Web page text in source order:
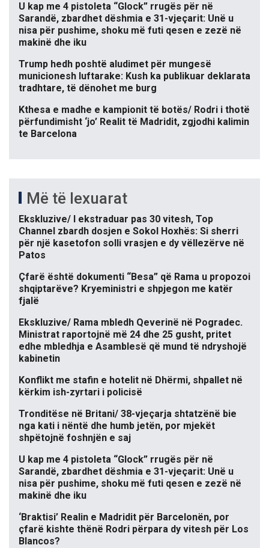
U kap me 4 pistoleta “Glock” rrugës për në
Sarandë, zbardhet dëshmia e 31-vjeçarit: Unë u
nisa për pushime, shoku më futi qesen e zezë në
makinë dhe iku
Trump hedh poshtë aludimet për mungesë
municionesh luftarake: Kush ka publikuar deklarata
tradhtare, të dënohet me burg
Kthesa e madhe e kampionit të botës/ Rodri i thotë
përfundimisht ‘jo’ Realit të Madridit, zgjodhi kalimin
te Barcelona
Më të lexuarat
Ekskluzive/ I ekstraduar pas 30 vitesh, Top
Channel zbardh dosjen e Sokol Hoxhës: Si sherri
për një kasetofon solli vrasjen e dy vëllezërve në
Patos
Çfarë është dokumenti “Besa” që Rama u propozoi
shqiptarëve? Kryeministri e shpjegon me katër
fjalë
Ekskluzive/ Rama mbledh Qeverinë në Pogradec.
Ministrat raportojnë më 24 dhe 25 gusht, pritet
edhe mbledhja e Asamblesë që mund të ndryshojë
kabinetin
Konflikt me stafin e hotelit në Dhërmi, shpallet në
kërkim ish-zyrtari i policisë
Tronditëse në Britani/ 38-vjeçarja shtatzënë bie
nga kati i nëntë dhe humb jetën, por mjekët
shpëtojnë foshnjën e saj
U kap me 4 pistoleta “Glock” rrugës për në
Sarandë, zbardhet dëshmia e 31-vjeçarit: Unë u
nisa për pushime, shoku më futi qesen e zezë në
makinë dhe iku
‘Braktisi’ Realin e Madridit për Barcelonën, por
çfarë kishte thënë Rodri përpara dy vitesh për Los
Blancos?